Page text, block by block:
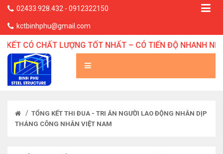
02433.928.432 - 0912322150
kctbinhphu@gmail.com
KẾT CÓ CHẤT LƯỢNG TỐT NHẤT – CÓ TIẾN ĐỘ NHANH
/ TỔNG KẾT THI ĐUA - TRI ÂN NGƯỜI LAO ĐỘNG NHÂN DỊP
THÁNG CÔNG NHÂN VIỆT NAM